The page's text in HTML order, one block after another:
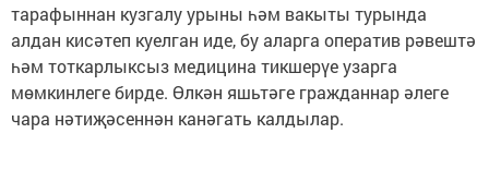
тарафыннан кузгалу урыны һәм вакыты турында
алдан кисәтеп куелган иде, бу аларга оператив рәвештә
һәм тоткарлыксыз медицина тикшерүе узарга
мөмкинлеге бирде. Өлкән яшьтәге гражданнар әлеге
чара нәтиҗәсеннән канәгать калдылар.